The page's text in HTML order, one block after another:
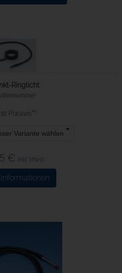
Ringlicht
Puravis™
Variante wählen
€ inkl. Mwst.